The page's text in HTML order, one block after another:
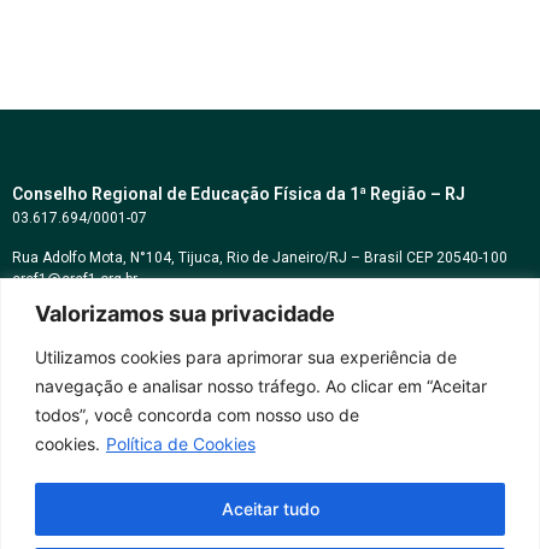
Valorizamos sua privacidade
Utilizamos cookies para aprimorar sua experiência de
navegação e analisar nosso tráfego. Ao clicar em “Aceitar
todos”, você concorda com nosso uso de
cookies. Política de Cookies
Aceitar tudo
Conselho Regional de Educação Física da 1ª Região – RJ
03.617.694/0001-07
Rua Adolfo Mota, N°104, Tijuca, Rio de Janeiro/RJ – Brasil CEP 20540-100
cref1@cref1.org.br
Assessoria de comunicação:
Horários de atendimento:
Whatsapp: (21) 2569-2398